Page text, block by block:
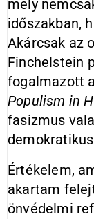
mely
időszakban,
Akárcsak az
Finchelstein
fogalmazott
Populism in
fasizmus
Értékelem,
akartam
önvédelmi